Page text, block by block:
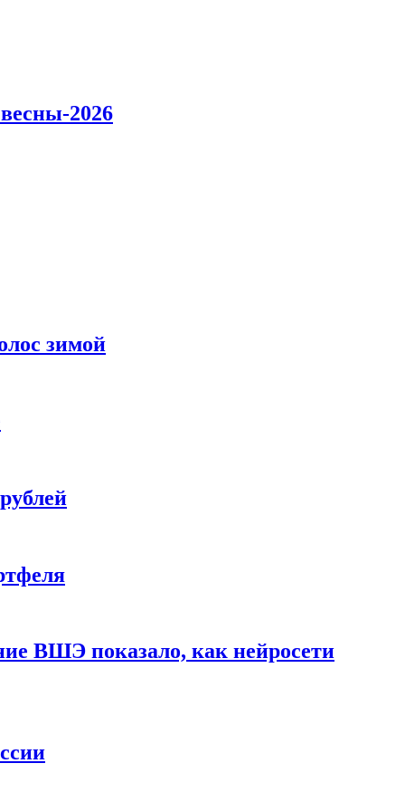
2026
зимой
ВШЭ показало, как нейросети